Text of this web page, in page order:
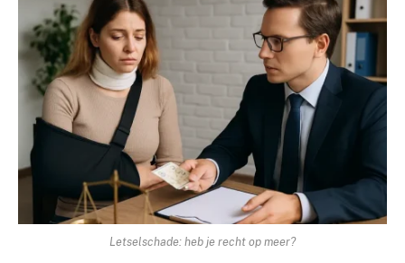
Letselschade: heb je recht op meer?